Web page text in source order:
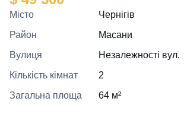
Місто
Чернігів
Район
Масани
Вулиця
Незалежності вул.
Кількість кімнат
2
Загальна площа
64 м²